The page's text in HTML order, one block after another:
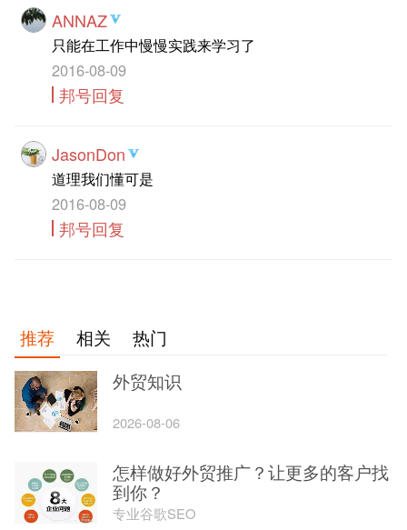
ANNAZ
只能在工作中慢慢实践来学习了
2016-08-09
邦号回复
JasonDon
道理我们懂可是
2016-08-09
邦号回复
推荐 相关
热门
外贸知识
2026-08-06
怎样做好外贸推广？让更多的客户找
到你？
专业谷歌SEO